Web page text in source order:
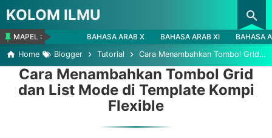
Skip to main content
KOLOM ILMU
MAPEL : BAHASA ARAB X BAHASA ARAB XI
BAHASA
Home
Blogger Tutorial Cara Menambahkan Tombol Grid dan List Mode di Template Kompi Flexible
Cara Menambahkan Tombol Grid
dan List Mode di Template Kompi
Flexible